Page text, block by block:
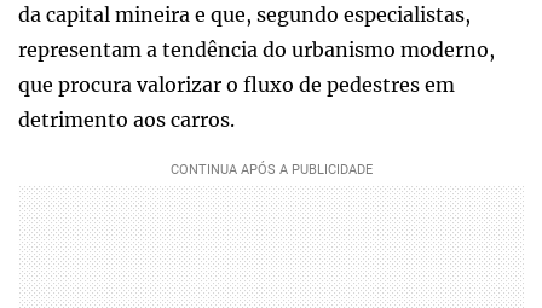
da capital mineira e que, segundo especialistas,
representam a tendência do urbanismo moderno,
que procura valorizar o fluxo de pedestres em
detrimento aos carros.